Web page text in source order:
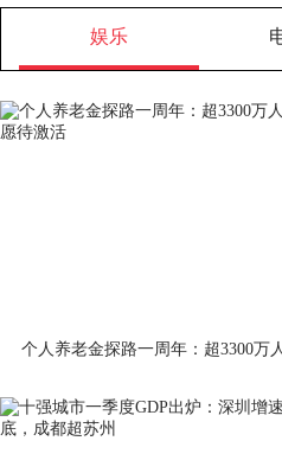
娱乐
个人养老金探路一周年：超3300万